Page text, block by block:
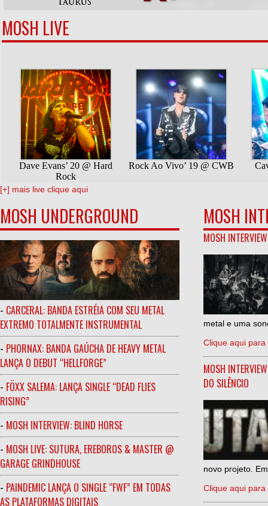
MOSH LIVE
[+] mais live clique aqui
MOSH UNDERGROUND
- CARCERAL: BANDA ESTRÉIA COM SEU METAL
EXTREMO TOTALMENTE INSTRUMENTAL
- PHORNAX: BANDA GAÚCHA DE HEAVY METAL
LANÇA O DEBUT “HELLFORGE”
- FÖXX SALEMA: LANÇA SINGLE “DEAD FLIES
RISING”
- MOSH INTERVIEW: BLIND HORSE
- MOSH LIVE: SUTURA, EREBOROS & MASTER @
GARAGE GRINDHOUSE
- PAINDEMIC LANÇA O SINGLE “FWF” EM TODAS
AS PLATAFORMAS DIGITAIS
MOSH
MOSH
metal e uma
Clique aqui para
MOSH
DO SILÊNCIO
novo projeto.
Clique aqui para